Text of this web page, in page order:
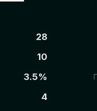
28
10
3.5%
4